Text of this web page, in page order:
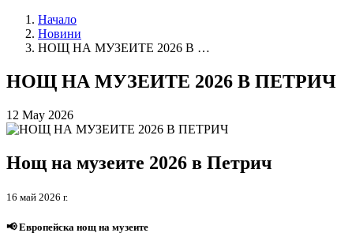
Начало
Новини
НОЩ НА МУЗЕИТЕ 2026 В …
НОЩ НА МУЗЕИТЕ 2026 В ПЕТРИЧ
12 May 2026
Нощ на музеите 2026 в Петрич
16 май 2026 г.
📢 Европейска нощ на музеите